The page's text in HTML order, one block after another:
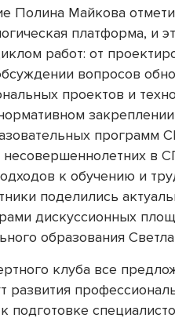
Полина Майкова
платформа, и
работ: от
вопросов
проектов и
программ
несовершеннолетних в
к обучению и
поделились
дискуссионных
образования
клуба все
развития